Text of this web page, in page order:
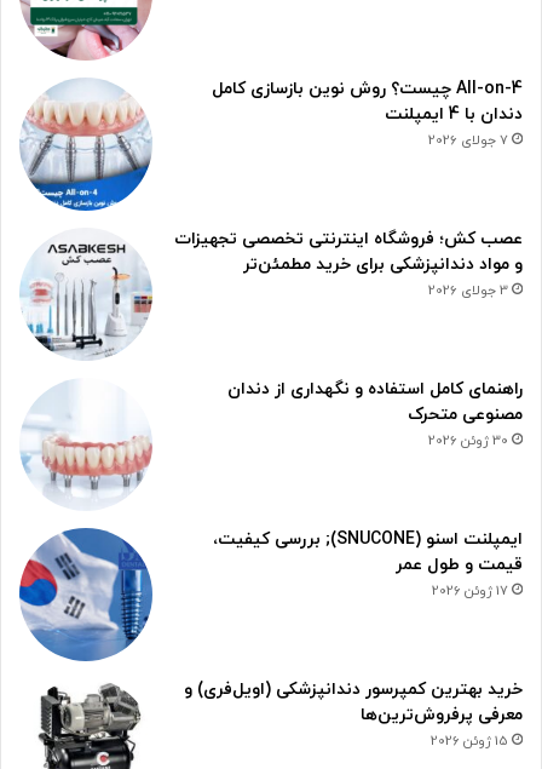
All-on-4 چیست؟ روش نوین بازسازی کامل
دندان با 4 ایمپلنت
7 جولای 2026
عصب کش؛ فروشگاه اینترنتی تخصصی تجهیزات
و مواد دندانپزشکی برای خرید مطمئن‌تر
3 جولای 2026
راهنمای کامل استفاده و نگهداری از دندان
مصنوعی متحرک
30 ژوئن 2026
ایمپلنت اسنو (SNUCONE); بررسی کیفیت،
قیمت و طول عمر
17 ژوئن 2026
خرید بهترین کمپرسور دندانپزشکی (اویل‌فری) و
معرفی پرفروش‌ترین‌ها
15 ژوئن 2026